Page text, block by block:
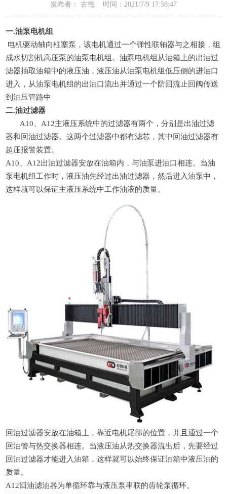
发布者： 古德 时间：2021/7/9 17:58:47
一.油泵电机组
电机驱动轴向柱塞泵，该电机通过一个弹性联轴器与之相接，组
成水切割机高压泵的油泵电机组。油泵电机组从油箱上的出油过
滤器抽取油箱中的液压油，液压油从油泵电机组低压侧的进油口
进入，从油泵电机组的出油口流出并通过一个防回流止回阀传送
到油压管路中
二.油过滤器
A10、A12主液压系统中的过滤器有两个，分别是出油过滤
器和回油过滤器。这两个过滤器中都有滤芯，其中回油过滤器有
超压报警装置。
A10、A12出油过滤器安放在油箱内，与油泵进油口相连。当油
泵电机组工作时，液压油先经过出油过滤器，然后进入油泵中，
这样就可以保证主液压系统中工作油液的质量。
回油过滤器安放在油箱上，靠近电机尾部的位置，并且通过一个
回油管与热交换器相连。当液压油从热交换器流出后，先要经过
回油过滤器才能进入油箱，这样就可以始终保证油箱中液压油的
质量。
A12回油滤油器为单循环靠与液压泵串联的齿轮泵循环。